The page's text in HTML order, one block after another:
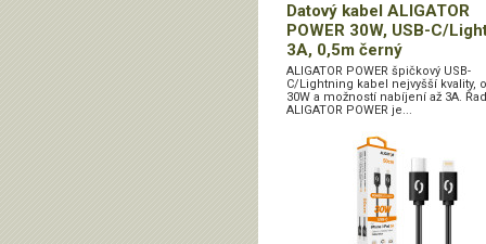
Datový kabel ALIGATOR
POWER 30W, USB-C/
3A, 0,5m černý
ALIGATOR POWER špičkový USB-
C/Lightning kabel nejvyšší kvality,
30W a možností nabíjení až 3A.
ALIGATOR POWER je...